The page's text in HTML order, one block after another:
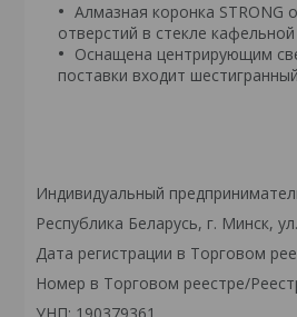
Алмазная коронка STRONG
отверстий в стекле
Оснащена центрирующим
поставки входит
Индивидуальный
Республика Беларусь, г. Минск,
Дата регистрации в Торговом
Номер в Торговом реестре/